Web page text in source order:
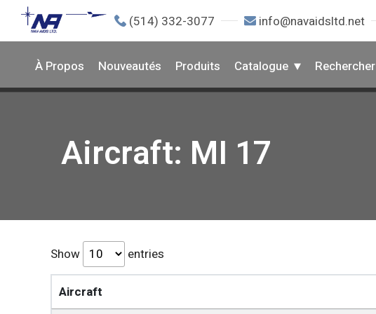
(514) 332-3077 info@navaidsltd.net
À Propos Nouveautés Produits Catalogue Rechercher
Aircraft: MI 17
Show entries
Aircraft